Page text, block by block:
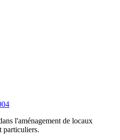
l'aménagement de locaux
particuliers.